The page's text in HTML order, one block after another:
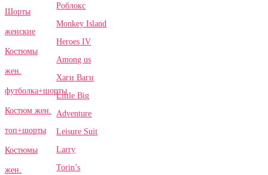
Шорты
женские
Костюмы
жен.
футболка+шорты
Костюм жен.
топ+шорты
Костюмы
жен.
Роблокс
Monkey Island
Heroes IV
Among us
Хаги Ваги
Little Big
Adventure
Leisure Suit
Larry
Torin’s